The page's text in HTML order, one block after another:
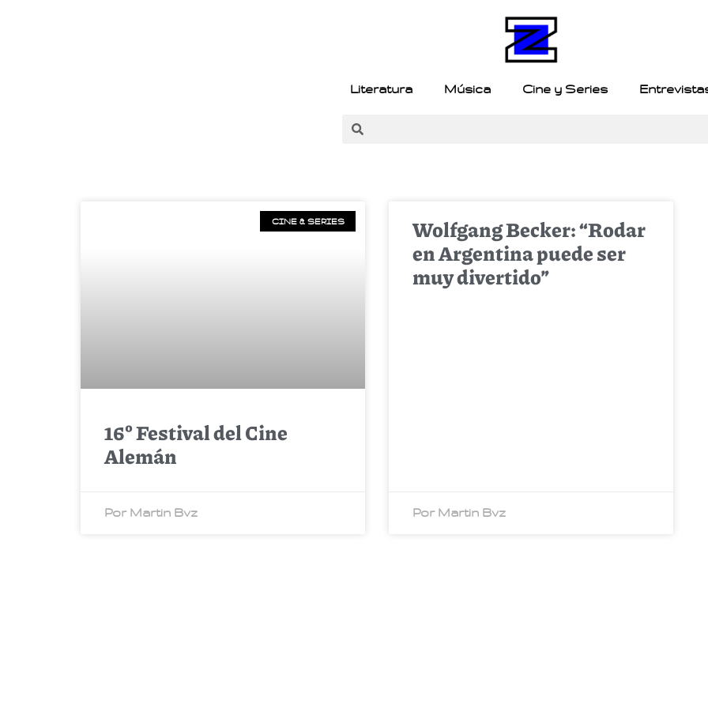
Literatura Música Cine y Series
CINE & SERIES
16º Festival del Cine
Alemán
Por Martin Bvz
Wolfgang Becker: “Rodar
en Argentina puede ser
muy divertido”
Por Martin Bvz